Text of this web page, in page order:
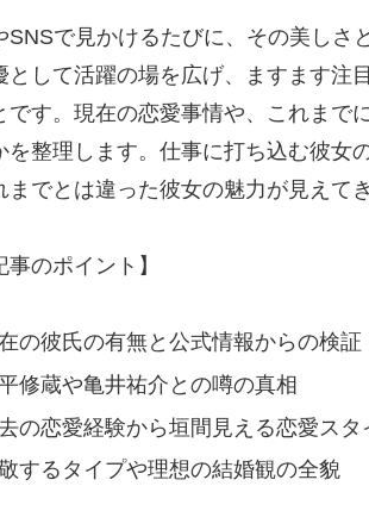
SNSで見かけるたびに、その美しさ
として活躍の場を広げ、ますます注
です。現在の恋愛事情や、これまで
を整理します。仕事に打ち込む彼女
までとは違った彼女の魅力が見えて
事のポイント】
の彼氏の有無と公式情報からの検証
修蔵や亀井祐介との噂の真相
の恋愛経験から垣間見える恋愛スタ
するタイプや理想の結婚観の全貌